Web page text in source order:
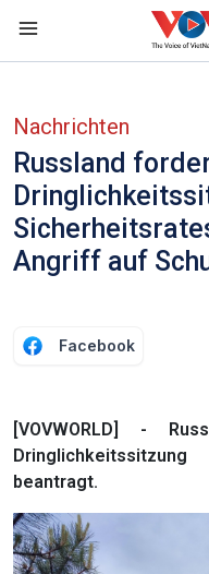
Nachrichten
Russland
Angriff auf
Facebook
[VOVWORLD] -
beantragt.